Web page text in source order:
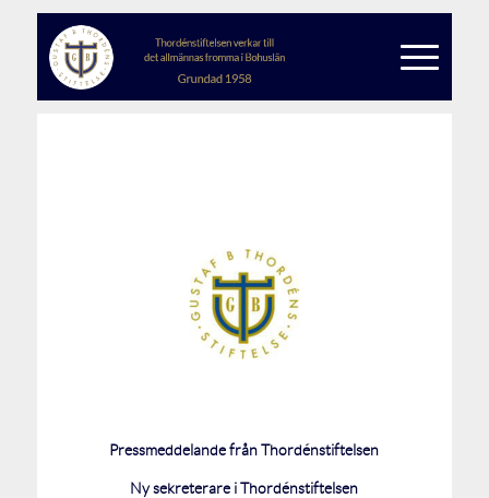
Pressmeddelande från Thordénstiftelsen
Ny sekreterare i Thordénstiftelsen